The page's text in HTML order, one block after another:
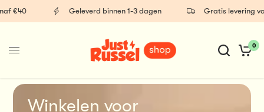
Geleverd binnen 1-3 dagen Gratis levering vanaf €40
0
Winkelen voor